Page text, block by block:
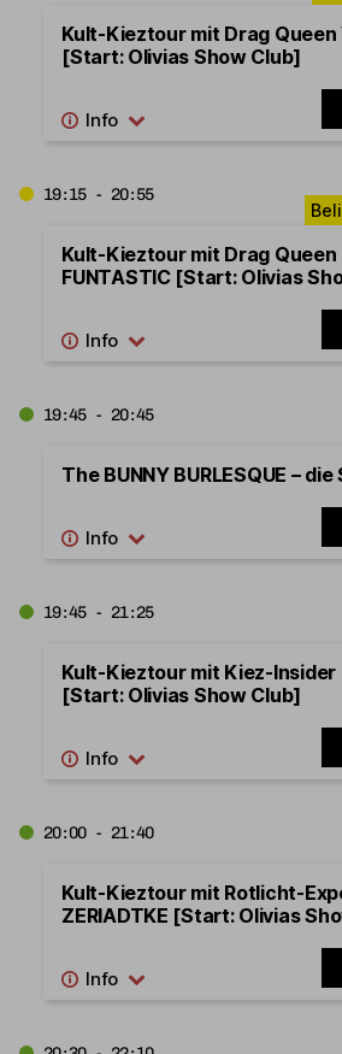
Kult-Kieztour mit Drag Queen
[Start: Olivias Show Club]
19:15 - 20:55
Kult-Kieztour mit Drag Queen
FUNTASTIC [Start: Olivias
19:45 - 20:45
The BUNNY BURLESQUE –
19:45 - 21:25
Kult-Kieztour mit Kiez-Insider
[Start: Olivias Show Club]
20:00 - 21:40
Kult-Kieztour mit Rotlicht-
ZERIADTKE [Start: Olivias